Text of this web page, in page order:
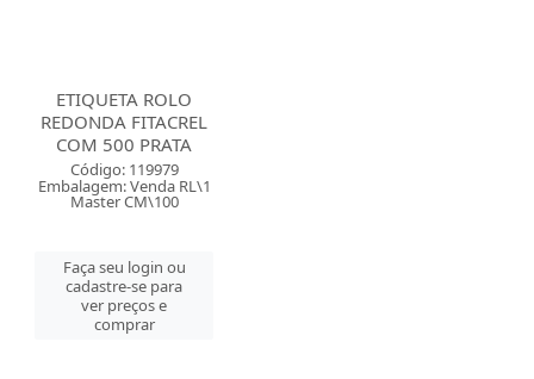
ETIQUETA ROLO
REDONDA FITACREL
COM 500 PRATA
Código: 119979
Embalagem: Venda RL\1
Master CM\100
Faça seu login ou
cadastre-se para
ver preços e
comprar